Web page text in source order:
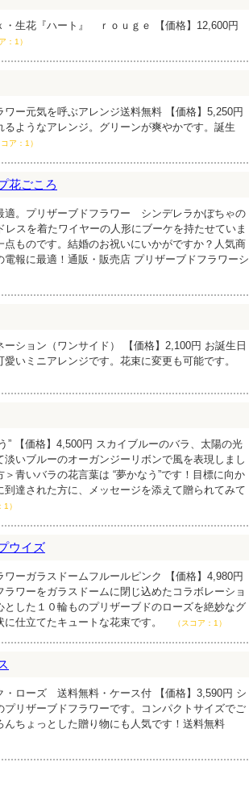
・生花『ハート』 ｒｏｕｇｅ 【価格】12,600円
：1）
ワー元気を呼ぶアレンジ送料無料 【価格】5,250円
ようなアレンジ。グリーンが爽やかです。誕生
コア：1）
花ごころ
適。プリザーブドフラワー シンデレラかぼちゃの
スを着たワイヤーの人形にブーケを持たせていま
ものです。結婚のお祝いにいかがですか？人気商
報に最適！通販・販売店 プリザーブドフラワーシ
ーション（ワンサイド） 【価格】2,100円 お誕生日
いミニアレンジです。花束に変更も可能です。
” 【価格】4,500円 スカイブルーのバラ、太陽の光
いブルーのオーガンジーリボンで風を表現しまし
青いバラの花言葉は “夢かなう”です！目標に向か
達された方に、メッセージを添えて贈られてみて
1）
ウイズ
ワーガラスドームフルールピンク 【価格】4,980円
ワーをガラスドームに閉じ込めたコラボレーショ
した１０輪ものプリザーブドのローズを絶妙なグ
仕立てたキュートな花束です。
（スコア：1）
・ローズ 送料無料・ケース付 【価格】3,590円 シ
プリザーブドフラワーです。コンパクトサイズでご
ちょっとした贈り物にも人気です！送料無料